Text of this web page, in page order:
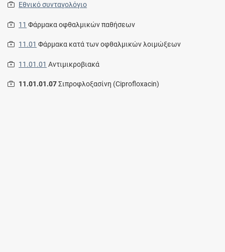
Εθνικό συνταγολόγιο
11 Φάρμακα οφθαλμικών παθήσεων
11.01 Φάρμακα κατά των οφθαλμικών λοιμώξεων
11.01.01 Αντιμικροβιακά
11.01.01.07Σιπροφλοξασίνη (Ciprofloxacin)